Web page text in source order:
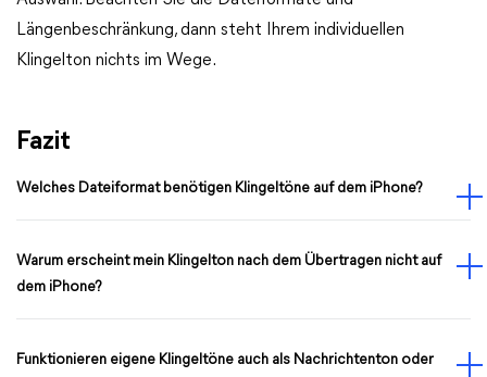
Längenbeschränkung, dann steht Ihrem individuellen
Klingelton nichts im Wege.
Fazit
Welches Dateiformat benötigen Klingeltöne auf dem iPhone?
Warum erscheint mein Klingelton nach dem Übertragen nicht auf
dem iPhone?
Funktionieren eigene Klingeltöne auch als Nachrichtenton oder